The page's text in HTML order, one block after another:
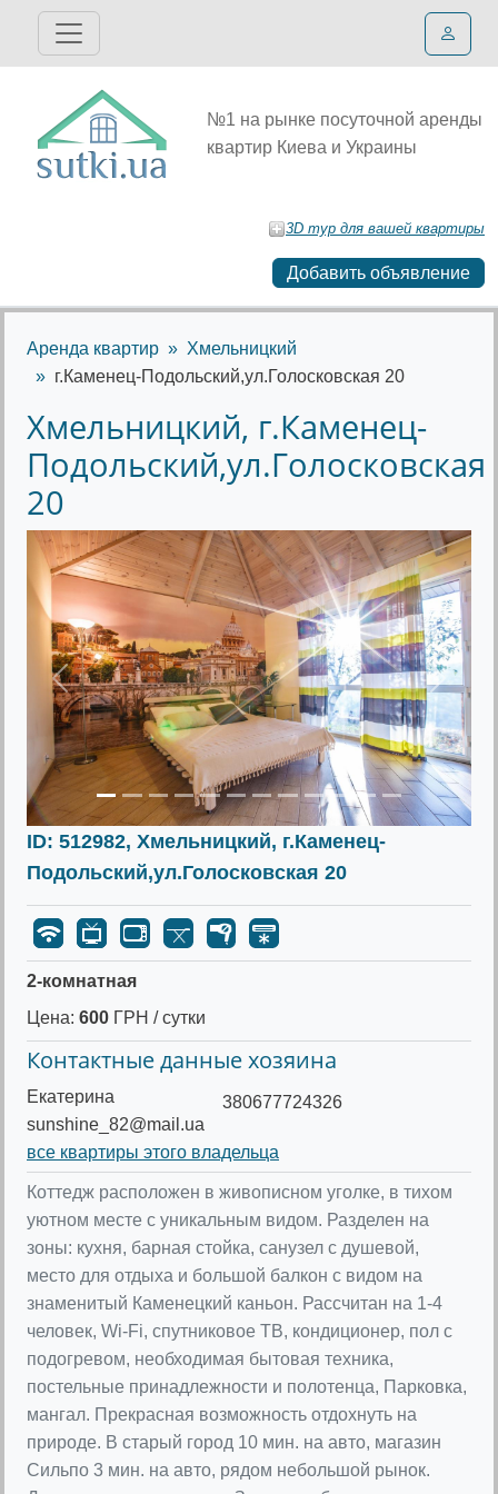
№1 на рынке посуточной аренды
квартир Киева и Украины
3D тур для вашей квартиры
Добавить объявление
Аренда квартир
Хмельницкий
г.Каменец-Подольский,ул.Голосковская 20
Хмельницкий, г.Каменец-
Подольский,ул.Голосковская
20
Предыдущее
ID: 512982, Хмельницкий, г.Каменец-
Подольский,ул.Голосковская 20
2-комнатная
Цена: 600 ГРН / сутки
Контактные данные хозяина
Екатерина
sunshine_82@mail.ua
380677724326
все квартиры этого владельца
Коттедж расположен в живописном уголке, в тихом
уютном месте с уникальным видом. Разделен на
зоны: кухня, барная стойка, санузел с душевой,
место для отдыха и большой балкон с видом на
знаменитый Каменецкий каньон. Рассчитан на 1-4
человек, Wi-Fi, спутниковое ТВ, кондиционер, пол с
подогревом, необходимая бытовая техника,
постельные принадлежности и полотенца, Парковка,
мангал. Прекрасная возможность отдохнуть на
природе. В старый город 10 мин. на авто, магазин
Сильпо 3 мин. на авто, рядом небольшой рынок.